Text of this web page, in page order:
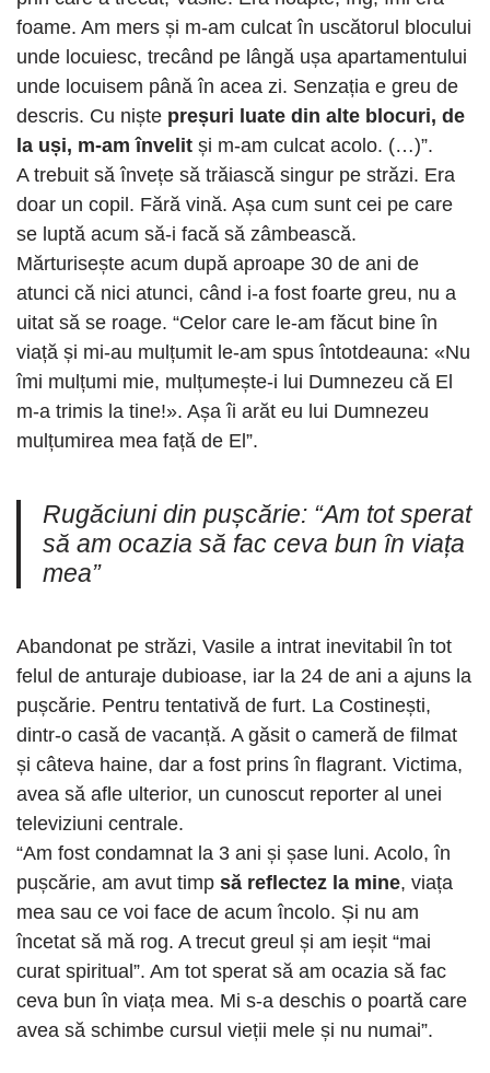
foame. Am mers și m-am culcat în uscătorul blocului
unde locuiesc, trecând pe lângă ușa apartamentului
unde locuisem până în acea zi. Senzația e greu de
descris. Cu niște preșuri luate din alte blocuri, de
la uși, m-am învelit și m-am culcat acolo. (…)”.
A trebuit să învețe să trăiască singur pe străzi. Era
doar un copil. Fără vină. Așa cum sunt cei pe care
se luptă acum să-i facă să zâmbească.
Mărturisește acum după aproape 30 de ani de
atunci că nici atunci, când i-a fost foarte greu, nu a
uitat să se roage. “Celor care le-am făcut bine în
viață și mi-au mulțumit le-am spus întotdeauna: «Nu
îmi mulțumi mie, mulțumește-i lui Dumnezeu că El
m-a trimis la tine!». Așa îi arăt eu lui Dumnezeu
mulțumirea mea față de El”.
Rugăciuni din pușcărie: “Am tot sperat
să am ocazia să fac ceva bun în viața
mea”
Abandonat pe străzi, Vasile a intrat inevitabil în tot
felul de anturaje dubioase, iar la 24 de ani a ajuns la
pușcărie. Pentru tentativă de furt. La Costinești,
dintr-o casă de vacanță. A găsit o cameră de filmat
și câteva haine, dar a fost prins în flagrant. Victima,
avea să afle ulterior, un cunoscut reporter al unei
televiziuni centrale.
“Am fost condamnat la 3 ani și șase luni. Acolo, în
pușcărie, am avut timp să reflectez la mine, viața
mea sau ce voi face de acum încolo. Și nu am
încetat să mă rog. A trecut greul și am ieșit “mai
curat spiritual”. Am tot sperat să am ocazia să fac
ceva bun în viața mea. Mi s-a deschis o poartă care
avea să schimbe cursul vieții mele și nu numai”.